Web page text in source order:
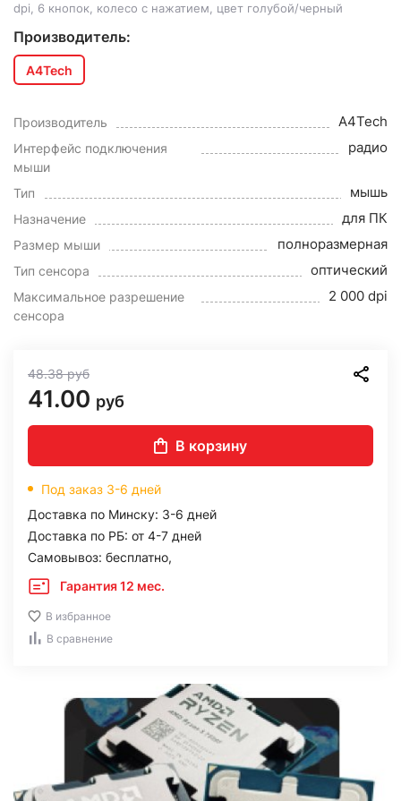
dpi, 6 кнопок, колесо с нажатием, цвет голубой/черный
Производитель:
A4Tech
Производитель A4Tech
Интерфейс подключения
мыши
радио
Тип мышь
Назначение для ПК
Размер мыши полноразмерная
Тип сенсора оптический
Максимальное разрешение
сенсора
2 000 dpi
48.38руб
41.00 руб
В корзину
Под заказ 3-6 дней
Доставка по Минску: 3-6 дней
Доставка по РБ: от 4-7 дней
Самовывоз: бесплатно,
Гарантия 12 мес.
В избранное
В сравнение